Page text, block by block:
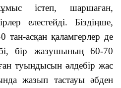
істеп, шаршаған,
елестейді. Біздіңше,
тан-асқан қаламгерлер де
бір жазушының 60-70
туындысын әлдебір жас
жазып тастауы әбден